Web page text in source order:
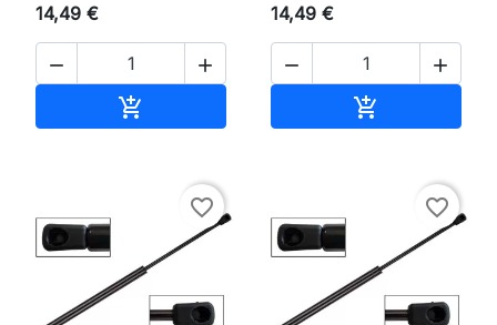
14,49 €
 

14,49 €
 

favorite_border favorite_border